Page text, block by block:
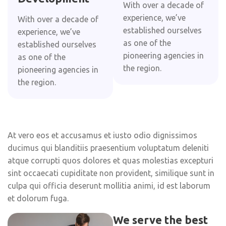
With over a decade of
experience, we’ve
established ourselves
as one of the
pioneering agencies in
the region.
With over a decade of
experience, we’ve
established ourselves
as one of the
pioneering agencies in
the region.
At vero eos et accusamus et iusto odio dignissimos
ducimus qui blanditiis praesentium voluptatum deleniti
atque corrupti quos dolores et quas molestias excepturi
sint occaecati cupiditate non provident, similique sunt in
culpa qui officia deserunt mollitia animi, id est laborum
et dolorum fuga.
We serve the best